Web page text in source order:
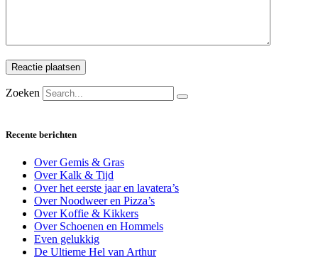
Reactie plaatsen
Zoeken
Recente berichten
Over Gemis & Gras
Over Kalk & Tijd
Over het eerste jaar en lavatera’s
Over Noodweer en Pizza’s
Over Koffie & Kikkers
Over Schoenen en Hommels
Even gelukkig
De Ultieme Hel van Arthur